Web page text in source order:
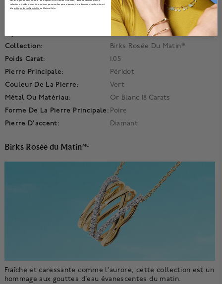
Détails
Config-450019171695
Halo Pavé
Collection:
Birks Rosée Du Matin®
Poids Carat:
1.05
Pierre Principale:
Péridot
Couleur De La Pierre:
Vert
Métal Ou Matériau:
Or Blanc 18 Carats
Forme De La Pierre Principale: Poire
Pierre D'accent:
Diamant
Birks Rosée du MatinMC
Fraîche et caressante comme l’aurore, cette collection est un
hommage aux gouttes d’eau évanescentes du matin.
Votre vie privée nous importe. En cliquant sur le bouton ci-dessus, j'autorise Maison Bikrs à
collecter et à utiliser mes informations personnelles pour répondre à ma demande conformément
à lapolitique de confidentialité de Maison Birks.